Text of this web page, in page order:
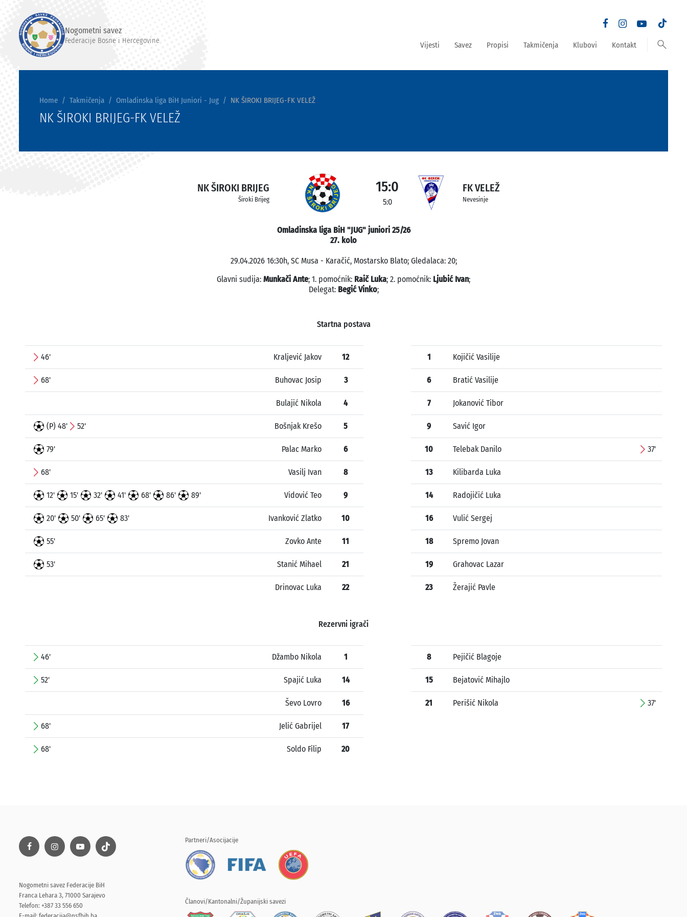
Nogometni savez
Federacije Bosne i Hercegovine Vijesti Savez Propisi Takmičenja Klubovi Kontakt search
Home Takmičenja Omladinska liga BiH Juniori - Jug NK ŠIROKI BRIJEG-FK VELEŽ
NK ŠIROKI BRIJEG-FK VELEŽ
NK ŠIROKI BRIJEG
Široki Brijeg
15:0
5:0
FK VELEŽ
Nevesinje
Omladinska liga BiH "JUG" juniori 25/26
27. kolo
29.04.2026 16:30h, SC Musa - Karačić, Mostarsko Blato; Gledalaca: 20;
Glavni sudija: Munkači Ante; 1. pomoćnik: Raič Luka; 2. pomoćnik: Ljubić Ivan;
Delegat: Begić Vinko;
Startna postava
46' Kraljević Jakov 12
68' Buhovac Josip 3
Bulajić Nikola 4
(P) 48' 52' Bošnjak Krešo 5
79' Palac Marko 6
68' Vasilj Ivan 8
12' 15' 32' 41' 68' 86' 89' Vidović Teo 9
20' 50' 65' 83' Ivanković Zlatko 10
55' Zovko Ante 11
53' Stanić Mihael 21
Drinovac Luka 22
1 Kojičić Vasilije
6 Bratić Vasilije
7 Jokanović Tibor
9 Savić Igor
10 Telebak Danilo 37'
13 Kilibarda Luka
14 Radojičić Luka
16 Vulić Sergej
18 Spremo Jovan
19 Grahovac Lazar
23 Žerajić Pavle
Rezervni igrači
46' Džambo Nikola 1
52' Spajić Luka 14
Ševo Lovro 16
68' Jelić Gabrijel 17
68' Soldo Filip 20
8 Pejičić Blagoje
15 Bejatović Mihajlo
21 Perišić Nikola 37'
Nogometni savez Federacije BiH
Franca Lehara 3, 71000 Sarajevo
Telefon: +387 33 556 650
Partneri/Asocijacije
Članovi/Kantonalni/Županijski savezi